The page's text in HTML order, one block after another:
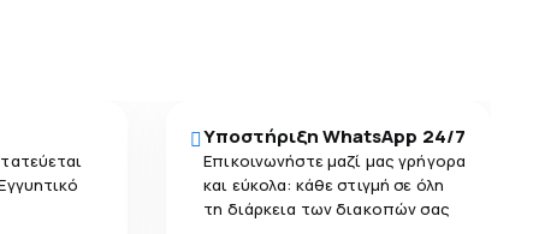
Υποστήριξη WhatsApp 24/7
Επικοινωνήστε μαζί μας γρήγορα
και εύκολα: κάθε στιγμή σε όλη
τη διάρκεια των διακοπών σας